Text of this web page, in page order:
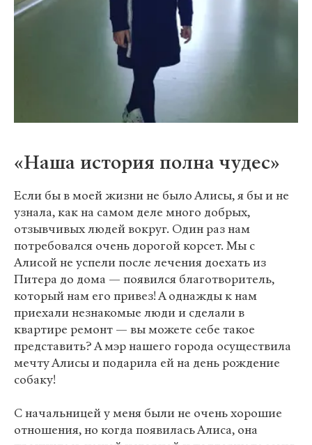
«Наша история полна чудес»
Если бы в моей жизни не было Алисы, я бы и не
узнала, как на самом деле много добрых,
отзывчивых людей вокруг. Один раз нам
потребовался очень дорогой корсет. Мы с
Алисой не успели после лечения доехать из
Питера до дома — появился благотворитель,
который нам его привез! А однажды к нам
приехали незнакомые люди и сделали в
квартире ремонт — вы можете себе такое
представить? А мэр нашего города осуществила
мечту Алисы и подарила ей на день рождение
собаку!
С начальницей у меня были не очень хорошие
отношения, но когда появилась Алиса, она